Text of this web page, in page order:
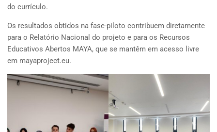
do currículo.
Os resultados obtidos na fase-piloto contribuem diretamente
para o Relatório Nacional do projeto e para os Recursos
Educativos Abertos MAYA, que se mantêm em acesso livre
em mayaproject.eu.